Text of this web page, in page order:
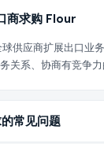
证与可靠性的
商求购 Flour
应商扩展出口业
系、协商有竞争
常见问题